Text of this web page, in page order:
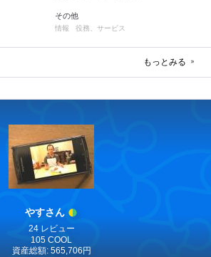
その他
情報 役務、サービス
もっとみる
やすさん
24 レビュー
105 COOL
資産総額: 565,706円